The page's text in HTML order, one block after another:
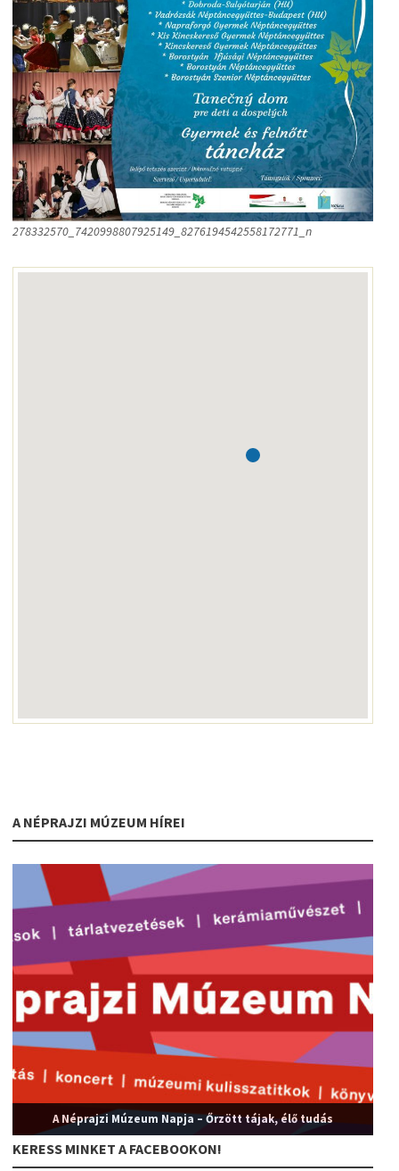
278332570_7420998807925149_8276194542558172771_n
A NÉPRAJZI MÚZEUM HÍREI
A Néprajzi Múzeum Napja – Őrzött tájak, élő tudás
KERESS MINKET A FACEBOOKON!